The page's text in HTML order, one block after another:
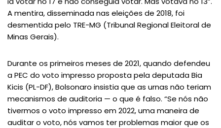
A mentira, disseminada nas eleições de 2018, foi
desmentida pelo TRE-MG (Tribunal Regional Eleitoral de
Minas Gerais).
Durante os primeiros meses de 2021, quando defendeu
a PEC do voto impresso proposta pela deputada Bia
Kicis (PL-DF), Bolsonaro insistia que as urnas não teriam
mecanismos de auditoria — o que é falso. “Se nós não
tivermos o voto impresso em 2022, uma maneira de
auditar o voto, nós vamos ter problemas maior que os